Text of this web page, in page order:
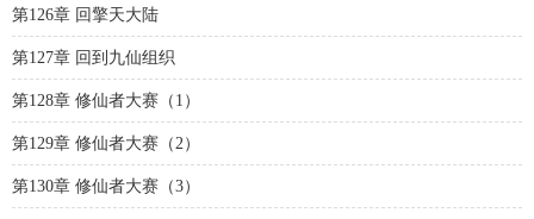
第126章 回擎天大陆
第127章 回到九仙组织
第128章 修仙者大赛（1）
第129章 修仙者大赛（2）
第130章 修仙者大赛（3）